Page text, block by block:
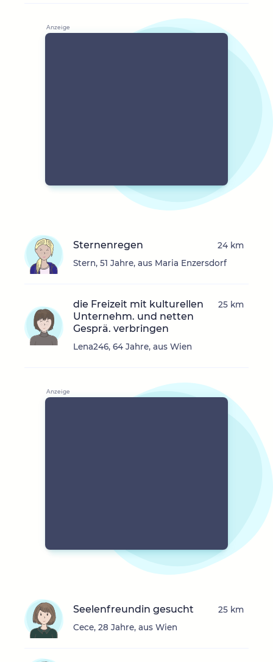
Sternenregen
Stern, 51 Jahre, aus Maria Enzersdorf
24 km
die Freizeit mit kulturellen
Unternehm. und netten
Gesprä. verbringen
Lena246, 64 Jahre, aus Wien
25 km
Seelenfreundin gesucht
Cece, 28 Jahre, aus Wien
25 km